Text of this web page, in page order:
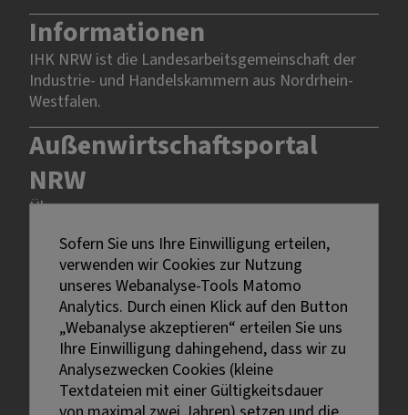
Informationen
IHK NRW ist die Landesarbeitsgemeinschaft der
Industrie- und Handelskammern aus Nordrhein-
Westfalen.
Außenwirtschaftsportal
NRW
Über uns
Rechtliches
Impressum
Datenschutz
Erklärung zur Barrierefreiheit
Sofern Sie uns Ihre Einwilligung erteilen,
verwenden wir Cookies zur Nutzung
unseres Webanalyse-Tools Matomo
Analytics. Durch einen Klick auf den Button
„Webanalyse akzeptieren“ erteilen Sie uns
Ihre Einwilligung dahingehend, dass wir zu
Analysezwecken Cookies (kleine
Textdateien mit einer Gültigkeitsdauer